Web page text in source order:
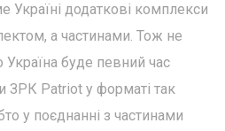
Україні додаткові комплекси
а частинами. Тож не
буде певний час
ЗРК Patriot у форматі так
у поєднанні з частинами